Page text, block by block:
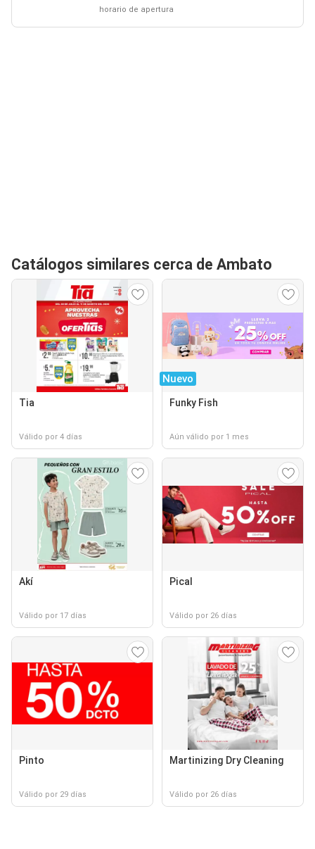
horario de apertura
Catálogos similares cerca de Ambato
Tia
Válido por 4 días
Nuevo
Funky Fish
Aún válido por 1 mes
Akí
Válido por 17 días
Pical
Válido por 26 días
Pinto
Válido por 29 días
Martinizing Dry Cleaning
Válido por 26 días